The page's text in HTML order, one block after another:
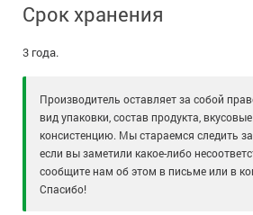
Срок хранения
3 года.
Производитель оставляет за собой
вид упаковки, состав продукта,
консистенцию. Мы стараемся следить
если вы заметили какое-либо
сообщите нам об этом в письме или в
Спасибо!